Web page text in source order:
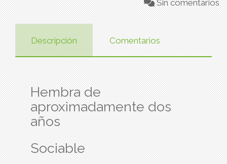
Sin comentarios
Descripción Comentarios
Hembra de
aproximadamente dos
años
Sociable